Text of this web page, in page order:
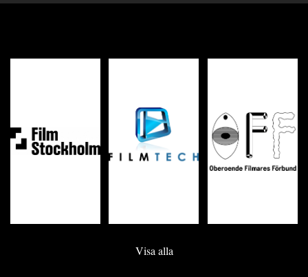
Visa alla